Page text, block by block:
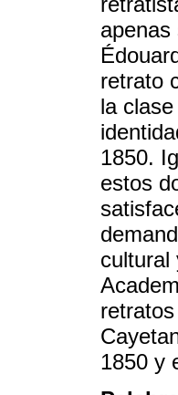
retrato
la
1850.
estos
cultural
1850 y